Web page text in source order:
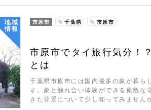
地域
情報
市原市 千葉県 市原市
市原市でタイ旅行気分
とは
千葉県市原市には国内最多の象が暮ら
す。象と触れ合い体験ができる素敵な
きた背景について少し知ってみませ